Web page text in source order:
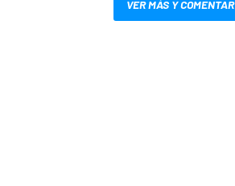
VER MÁS Y COMENTAR